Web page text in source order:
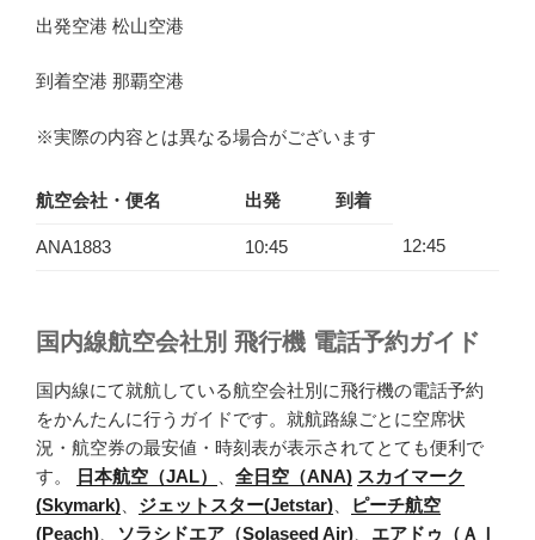
出発空港 松山空港
到着空港 那覇空港
※実際の内容とは異なる場合がございます
航空会社・便名 出発 到着
ANA1883 10:45 12:45
国内線航空会社別 飛行機 電話予約ガイド
国内線にて就航している航空会社別に飛行機の電話予約
をかんたんに行うガイドです。就航路線ごとに空席状
況・航空券の最安値・時刻表が表示されてとても便利で
す。
日本航空（JAL） 全日空（ANA) スカイマーク
(Skymark)
ジェットスター(Jetstar)
ピーチ航空
(Peach)
ソラシドエア（Solaseed Air)
エアドゥ（ＡＩ